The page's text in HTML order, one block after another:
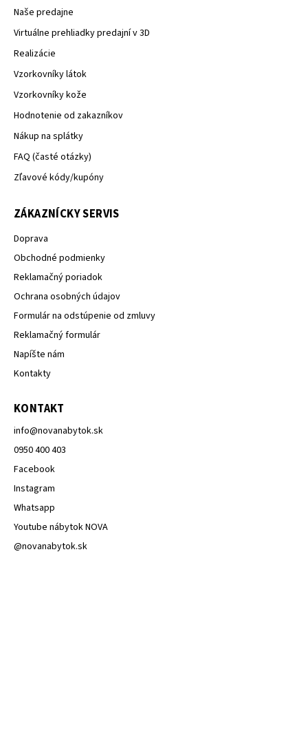
Naše predajne
Virtuálne prehliadky predajní v 3D
Realizácie
Vzorkovníky látok
Vzorkovníky kože
Hodnotenie od zakazníkov
Nákup na splátky
FAQ (časté otázky)
Zľavové kódy/kupóny
ZÁKAZNÍCKY SERVIS
Doprava
Obchodné podmienky
Reklamačný poriadok
Ochrana osobných údajov
Formulár na odstúpenie od zmluvy
Reklamačný formulár
Napíšte nám
Kontakty
KONTAKT
info@novanabytok.sk
0950 400 403
Facebook
Instagram
Whatsapp
Youtube nábytok NOVA
@novanabytok.sk